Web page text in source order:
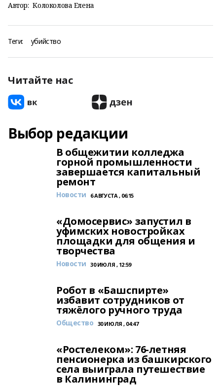
Автор: Колоколова Елена
Теги: убийство
Читайте нас
Выбор редакции
В общежитии колледжа
горной промышленности
завершается капитальный
ремонт
Новости 6 АВГУСТА , 06:15
«Домосервис» запустил в
уфимских новостройках
площадки для общения и
творчества
Новости 30 ИЮЛЯ , 12:59
Робот в «Башспирте»
избавит сотрудников от
тяжёлого ручного труда
Общество 30 ИЮЛЯ , 04:47
«Ростелеком»: 76-летняя
пенсионерка из башкирского
села выиграла путешествие
в Калининград